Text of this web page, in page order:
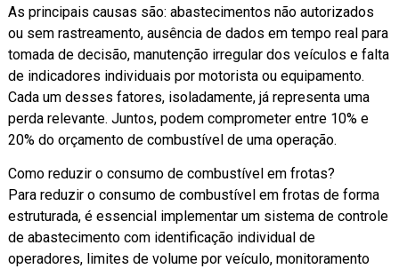
As principais causas são: abastecimentos não autorizados
ou sem rastreamento, ausência de dados em tempo real para
tomada de decisão, manutenção irregular dos veículos e falta
de indicadores individuais por motorista ou equipamento.
Cada um desses fatores, isoladamente, já representa uma
perda relevante. Juntos, podem comprometer entre 10% e
20% do orçamento de combustível de uma operação.
Como reduzir o consumo de combustível em frotas?
Para reduzir o consumo de combustível em frotas de forma
estruturada, é essencial implementar um sistema de controle
de abastecimento com identificação individual de
operadores, limites de volume por veículo, monitoramento